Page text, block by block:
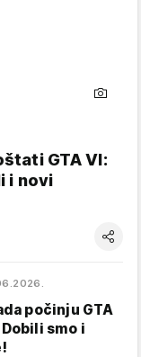
GTA VI:
i novi
počinju GTA
smo i